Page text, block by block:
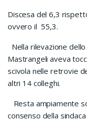
Discesa del 6,3
ovvero il 55,3.
Nella rilevazione
Mastrangeli aveva
scivola nelle retrovie
altri 14 colleghi.
Resta ampiamente
consenso della